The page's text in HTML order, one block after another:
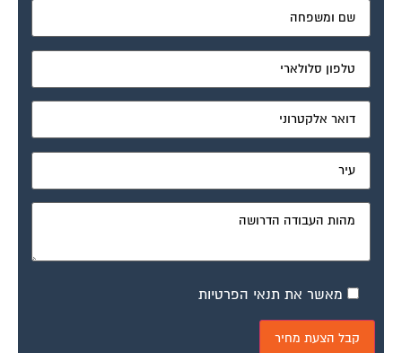
מאשר את תנאי הפרטיות